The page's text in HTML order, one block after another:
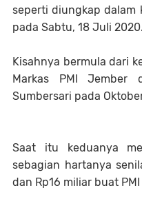
seperti diungkap dalam
pada Sabtu, 18 Juli 2020.
Kisahnya bermula dari
Markas PMI Jember
Sumbersari pada
Saat itu keduanya
sebagian hartanya
dan Rp16 miliar buat